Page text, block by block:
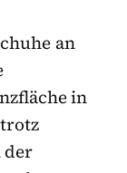
an
in
der